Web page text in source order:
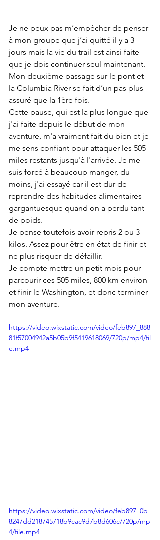
Je ne peux pas m’empêcher de penser
à mon groupe que j’ai quitté il y a 3
jours mais la vie du trail est ainsi faite
que je dois continuer seul maintenant.
Mon deuxième passage sur le pont et
la Columbia River se fait d’un pas plus
assuré que la 1ère fois.
Cette pause, qui est la plus longue que
j'ai faite depuis le début de mon
aventure, m'a vraiment fait du bien et je
me sens confiant pour attaquer les 505
miles restants jusqu'à l'arrivée. Je me
suis forcé à beaucoup manger, du
moins, j'ai essayé car il est dur de
reprendre des habitudes alimentaires
gargantuesque quand on a perdu tant
de poids.
Je pense toutefois avoir repris 2 ou 3
kilos. Assez pour être en état de finir et
ne plus risquer de défaillir.
Je compte mettre un petit mois pour
parcourir ces 505 miles, 800 km environ
et finir le Washington, et donc terminer
mon aventure.
https://video.wixstatic.com/video/feb897_888
81f57004942a5b05b9f5419618069/720p/mp4/fil
e.mp4
https://video.wixstatic.com/video/feb897_0b
8247dd218745718b9cac9d7b8d606c/720p/mp
4/file.mp4